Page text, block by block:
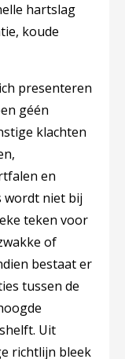
hartslag
koude
presenteren
géén
klachten
en
wordt niet bij
teken voor
of
bestaat er
tussen de
Uit
richtlijn bleek